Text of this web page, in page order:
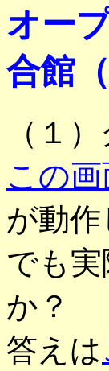
オー
合館
（１
この画
が動
でも
か？
答えは